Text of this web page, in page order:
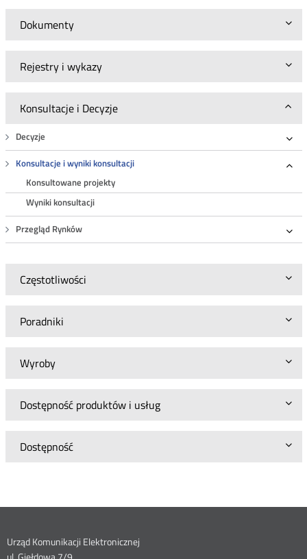
Dokumenty
Rejestry i wykazy
Konsultacje i Decyzje
Decyzje
Konsultacje i wyniki konsultacji
Konsultowane projekty
Wyniki konsultacji
Przegląd Rynków
Częstotliwości
Poradniki
Wyroby
Dostępność produktów i usług
Dostępność
Dane
Urząd Komunikacji Elektronicznej